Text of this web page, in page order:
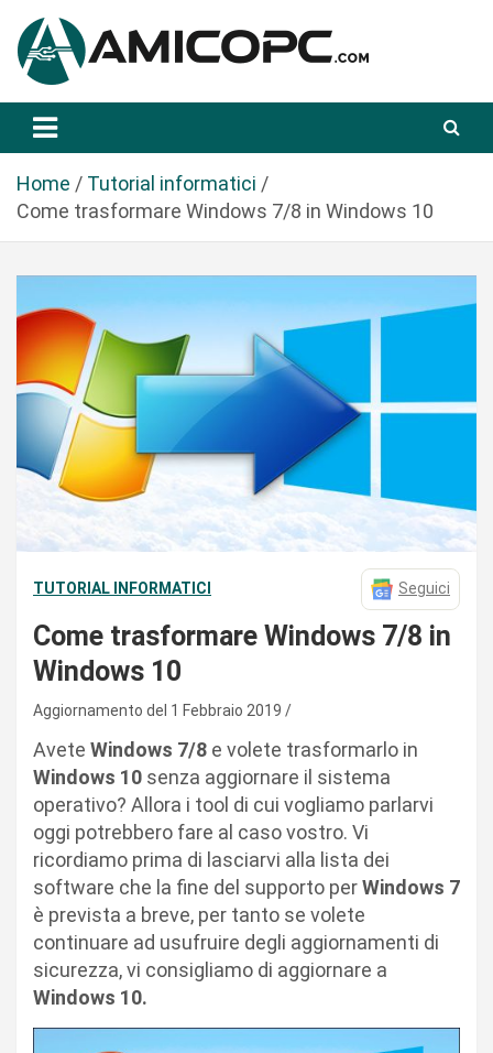
a
Amicopc.com
Home
Tutorial informatici
Come trasformare Windows 7/8 in Windows 10
TUTORIAL INFORMATICI Seguici
Come trasformare Windows 7/8 in
Windows 10
Aggiornamento del 1 Febbraio 2019
Avete Windows 7/8 e volete trasformarlo in
Windows 10 senza aggiornare il sistema
operativo? Allora i tool di cui vogliamo parlarvi
oggi potrebbero fare al caso vostro. Vi
ricordiamo prima di lasciarvi alla lista dei
software che la fine del supporto perWindows 7
è prevista a breve, per tanto se volete
continuare ad usufruire degli aggiornamenti di
sicurezza, vi consigliamo di aggiornare a
Windows 10.